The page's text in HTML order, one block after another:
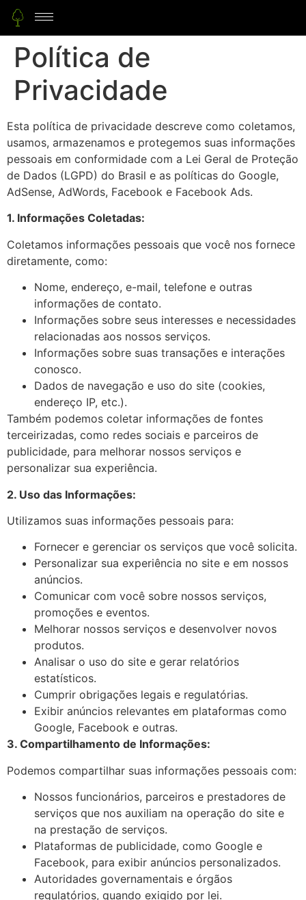
Política de
Privacidade
Esta política de privacidade descreve como coletamos,
usamos, armazenamos e protegemos suas informações
pessoais em conformidade com a Lei Geral de Proteção
de Dados (LGPD) do Brasil e as políticas do Google,
AdSense, AdWords, Facebook e Facebook Ads.
1. Informações Coletadas:
Coletamos informações pessoais que você nos fornece
diretamente, como:
Nome, endereço, e-mail, telefone e outras
informações de contato.
Informações sobre seus interesses e necessidades
relacionadas aos nossos serviços.
Informações sobre suas transações e interações
conosco.
Dados de navegação e uso do site (cookies,
endereço IP, etc.).
Também podemos coletar informações de fontes
terceirizadas, como redes sociais e parceiros de
publicidade, para melhorar nossos serviços e
personalizar sua experiência.
2. Uso das Informações:
Utilizamos suas informações pessoais para:
Fornecer e gerenciar os serviços que você solicita.
Personalizar sua experiência no site e em nossos
anúncios.
Comunicar com você sobre nossos serviços,
promoções e eventos.
Melhorar nossos serviços e desenvolver novos
produtos.
Analisar o uso do site e gerar relatórios
estatísticos.
Cumprir obrigações legais e regulatórias.
Exibir anúncios relevantes em plataformas como
Google, Facebook e outras.
3. Compartilhamento de Informações:
Podemos compartilhar suas informações pessoais com:
Nossos funcionários, parceiros e prestadores de
serviços que nos auxiliam na operação do site e
na prestação de serviços.
Plataformas de publicidade, como Google e
Facebook, para exibir anúncios personalizados.
Autoridades governamentais e órgãos
regulatórios, quando exigido por lei.